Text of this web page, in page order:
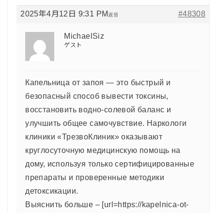
2025年4月12日 9:31 PM #48308
返信
MichaelSiz
ゲスト
Капельница от запоя — это быстрый и
безопасный способ вывести токсины,
восстановить водно-солевой баланс и
улучшить общее самочувствие. Наркологи
клиники «ТрезвоКлиник» оказывают
круглосуточную медицинскую помощь на
дому, используя только сертифицированные
препараты и проверенные методики
детоксикации.
Выяснить больше – [url=https://kapelnica-ot-